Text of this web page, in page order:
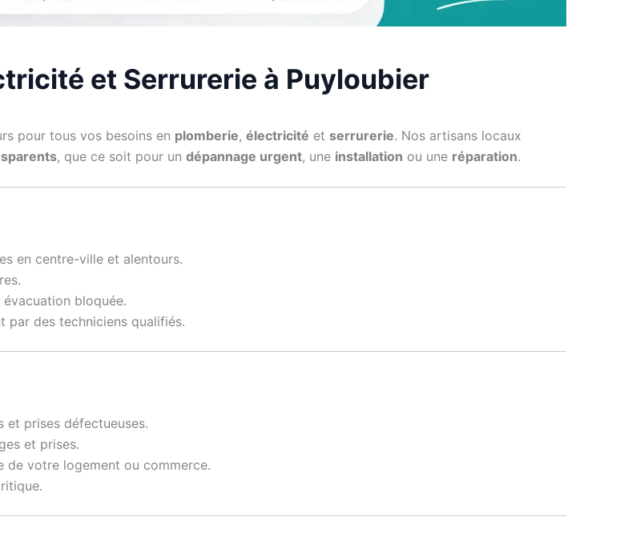
et Serrurerie à Puyloubier
pour tous vos besoins en plomberie, électricité et serrurerie. Nos artisans locaux
, que ce soit pour un dépannage urgent, une installation ou une réparation.
en centre-ville et alentours.
bloquée.
par des techniciens qualifiés.
et prises défectueuses.
et prises.
de votre logement ou commerce.